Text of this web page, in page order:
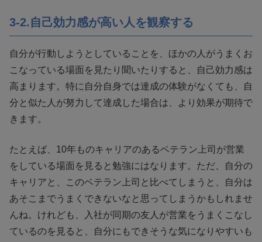
3-2.自己効力感が高い人を観察する
自分が行動しようとしていることを、ほかの人がうまくお
こなっている場面を見たり聞いたりすると、自己効力感は
高まります。特に自分自身では達成の体験がなくても、自
分と似た人が努力して達成した場合は、より効果が期待で
きます。
たとえば、10年ものキャリアのあるベテラン上司が営業
をしている場面を見ると勉強にはなります。ただ、自分の
キャリアと、このベテラン上司と比べてしまうと、自分は
あそこまでうまくできないなと思ってしまうかもしれませ
んね。けれども、入社が同期の友人が営業をうまくこなし
ているのを見ると、自分にもできそうな気になりやすいも